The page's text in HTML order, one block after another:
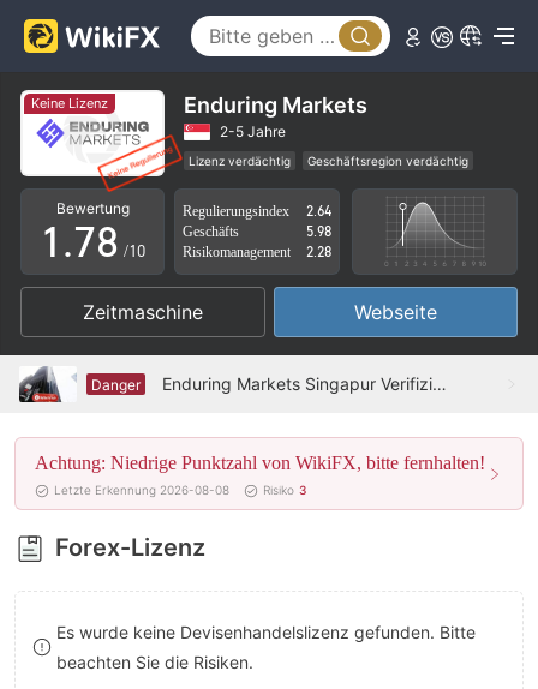
Keine Lizenz Enduring Markets
2-5 Jahre
Lizenz verdächtig
Geschäftsregion verdächtig
Hohes potenzielles Risiko
Bewertung
0
1
2
3
4
5
6
7
8
9
.
3
4
5
6
7
8
9
4
5
6
7
8
9
/10
Regulierungsindex
2.64
Geschäfts
5.98
Risikomanagement
2.28
Zeitmaschine Webseite
Danger Enduring Markets Singapur Verifiziert: Keine physische Präsenz festgestellt
Achtung: Niedrige Punktzahl von WikiFX, bitte fernhalten!
Letzte Erkennung 2026-08-08 Risiko 3
Forex-Lizenz
Es wurde keine Devisenhandelslizenz gefunden. Bitte
beachten Sie die Risiken.